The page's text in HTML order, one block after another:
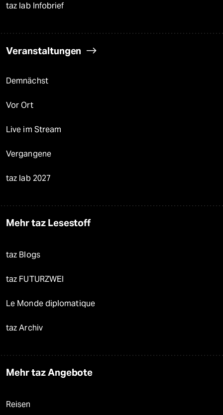
taz lab Infobrief
Veranstaltungen
Demnächst
Vor Ort
Live im Stream
Vergangene
taz lab 2027
Mehr taz Lesestoff
taz Blogs
taz FUTURZWEI
Le Monde diplomatique
taz Archiv
Mehr taz Angebote
Reisen